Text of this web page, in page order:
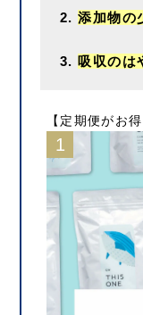
添加物の
吸収のは
【定期便がお